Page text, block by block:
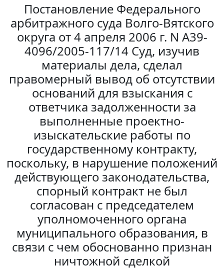
Постановление Федерального
арбитражного суда Волго-Вятского
округа от 4 апреля 2006 г. N А39-
4096/2005-117/14 Суд, изучив
материалы дела, сделал
правомерный вывод об отсутствии
оснований для взыскания с
ответчика задолженности за
выполненные проектно-
изыскательские работы по
государственному контракту,
поскольку, в нарушение положений
действующего законодательства,
спорный контракт не был
согласован с председателем
уполномоченного органа
муниципального образования, в
связи с чем обоснованно признан
ничтожной сделкой